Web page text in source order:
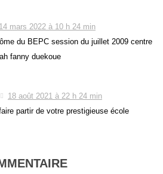
14 mars 2022 à 10 h 24 min
du BEPC session du juillet 2009 centre
fanny duekoue
18 août 2021 à 22 h 24 min
partir de votre prestigieuse école